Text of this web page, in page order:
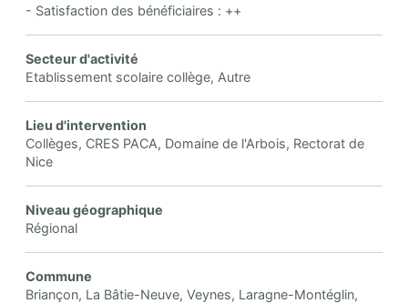
- Satisfaction des bénéficiaires : ++
Secteur d'activité
Etablissement scolaire collège, Autre
Lieu d'intervention
Collèges, CRES PACA, Domaine de l'Arbois, Rectorat de
Nice
Niveau géographique
Régional
Commune
Briançon, La Bâtie-Neuve, Veynes, Laragne-Montéglin,